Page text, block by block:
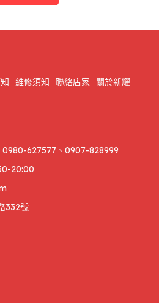
維修須知 聯絡店家
關於新耀
627577、0907-828999
20:00
332號